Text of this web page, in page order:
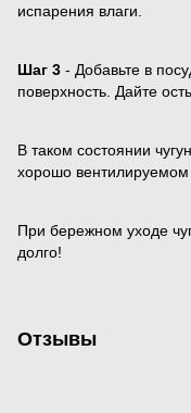
испарения влаги.
Шаг 3 - Добавьте в
поверхность. Дайте
В таком состоянии
хорошо вентилируемом
При бережном уходе
долго!
Отзывы